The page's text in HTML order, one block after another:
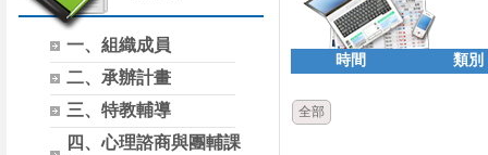
一、組織成員
二、承辦計畫
三、特教輔導
四、心理諮商與團輔課
時間 類別
全部